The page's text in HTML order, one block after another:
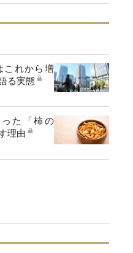
これから増
る実態
た「柿の
理由